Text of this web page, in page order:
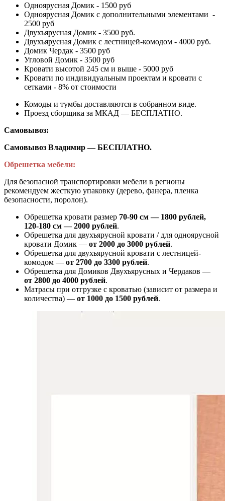
Одноярусная Домик - 1500 руб
Одноярусная Домик с дополнительными элементами -
2500 руб
Двухъярусная Домик - 3500 руб.
Двухъярусная Домик с лестницей-комодом - 4000 руб.
Домик Чердак - 3500 руб
Угловой Домик - 3500 руб
Кровати высотой 245 см и выше - 5000 руб
Кровати по индивидуальным проектам и кровати с
сетками - 8% от стоимости
Комоды и тумбы доставляются в собранном виде.
Проезд сборщика за МКАД — БЕСПЛАТНО.
Самовывоз:
Самовывоз Владимир — БЕСПЛАТНО.
Обрешетка мебели:
Для безопасной транспортировки мебели в регионы
рекомендуем жесткую упаковку (дерево, фанера, пленка
безопасности, поролон).
Обрешетка кровати размер 70-90 см — 1800 рублей,
120-180 см — 2000 рублей.
Обрешетка для двухъярусной кровати / для одноярусной
кровати Домик — от 2000 до 3000 рублей.
Обрешетка для двухъярусной кровати с лестницей-
комодом — от 2700 до 3300 рублей.
Обрешетка для Домиков Двухъярусных и Чердаков —
от 2800 до 4000 рублей.
Матрасы при отгрузке с кроватью (зависит от размера и
количества) — от 1000 до 1500 рублей.